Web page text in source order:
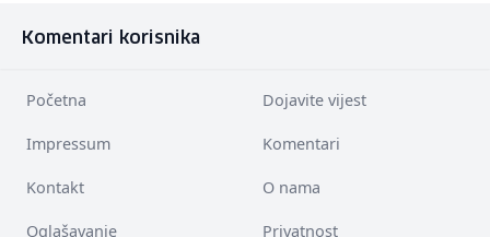
Komentari korisnika
Početna Dojavite vijest
Impressum Komentari
Kontakt O nama
Oglašavanje Privatnost